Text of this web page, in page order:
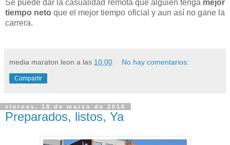
Se puede dar la casualidad remota que alguien tenga mejor
tiempo neto que el mejor tiempo oficial y aun así no gane la
carrera.
media maraton leon a las 10:00 No hay comentarios:
Compartir
viernes, 18 de marzo de 2016
Preparados, listos, Ya